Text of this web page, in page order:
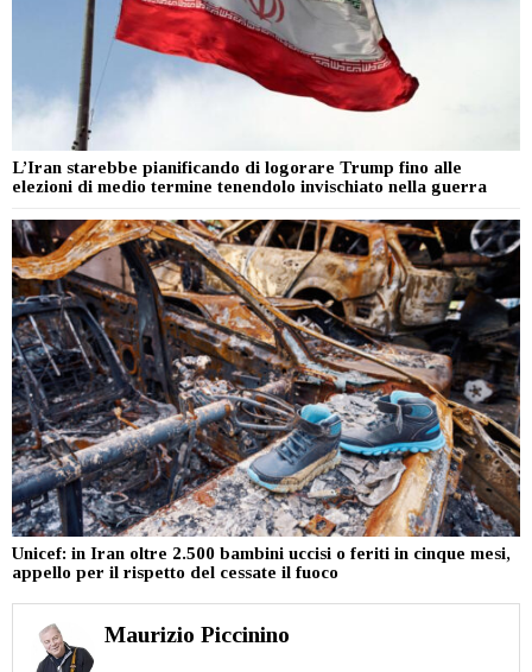
L’Iran starebbe pianificando di logorare Trump fino alle
elezioni di medio termine tenendolo invischiato nella guerra
Unicef: in Iran oltre 2.500 bambini uccisi o feriti in cinque mesi,
appello per il rispetto del cessate il fuoco
Maurizio Piccinino